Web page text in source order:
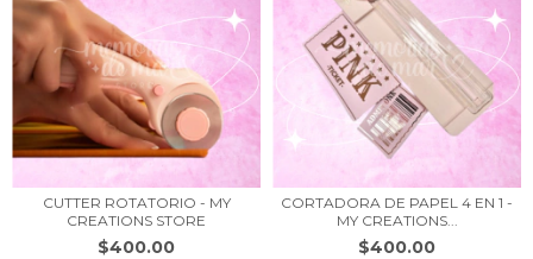
CUTTER ROTATORIO - MY
CREATIONS STORE
$400.00
CORTADORA DE PAPEL 4 EN 1 -
MY CREATIONS...
$400.00